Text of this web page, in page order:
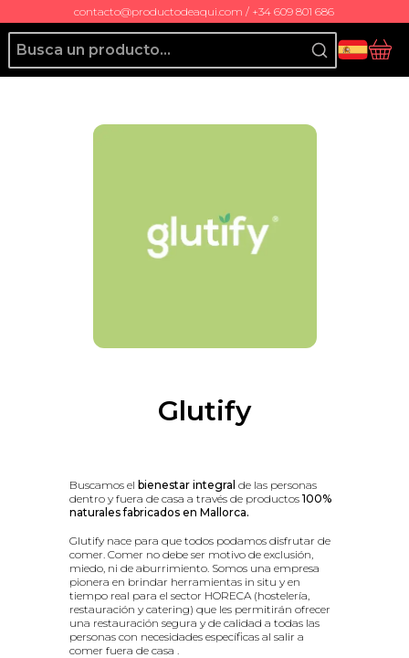
contacto@productodeaqui.com / +34 609 801 686
Producto de Aquí
Glutify
Buscamos elbienestar integralde las personas
dentro y fuera de casa a través de productos100%
naturales fabricados en Mallorca.
Glutify nace para que todos podamos disfrutar de
comer. Comer no debe ser motivo de exclusión,
miedo, ni de aburrimiento. Somos una empresa
pionera en brindar herramientas in situ y en
tiempo real para el sector HORECA (hostelería,
restauración y catering) que les permitirán ofrecer
una restauración segura y de calidad a todas las
personas con necesidades específicas al salir a
comer fuera de casa .